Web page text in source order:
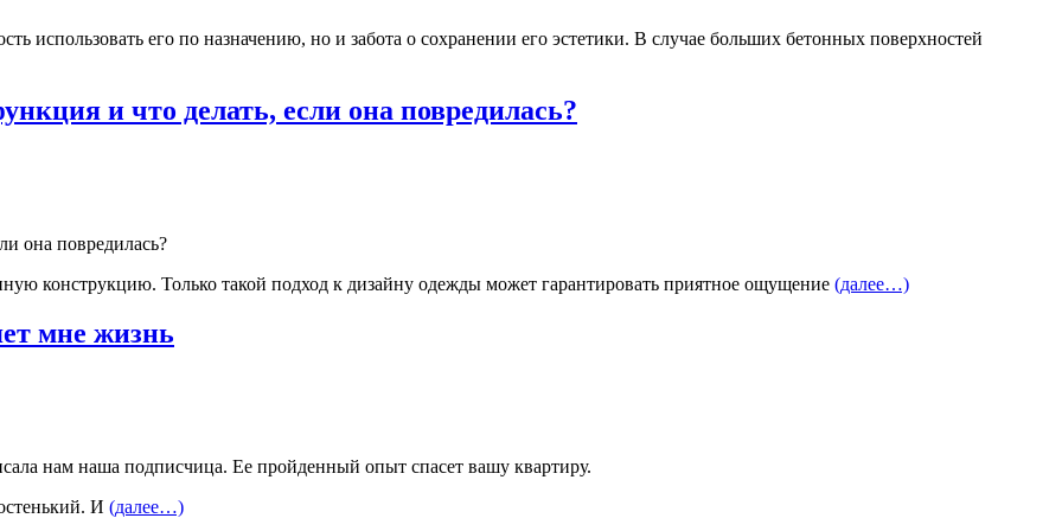
использовать его по назначению, но и забота о сохранении его эстетики. В случае больших бетонных поверхностей
и что делать, если она повредилась?
она повредилась?
конструкцию. Только такой подход к дизайну одежды может гарантировать приятное ощущение (далее…)
мне жизнь
нам наша подписчица. Ее пройденный опыт спасет вашу квартиру.
И (далее…)